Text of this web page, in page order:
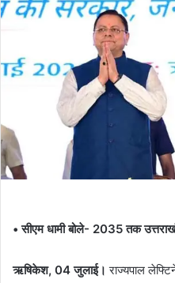
• सीएम धामी बोले- 2035 तक
ऋषिकेश, 04 जुलाई। राज्यपाल